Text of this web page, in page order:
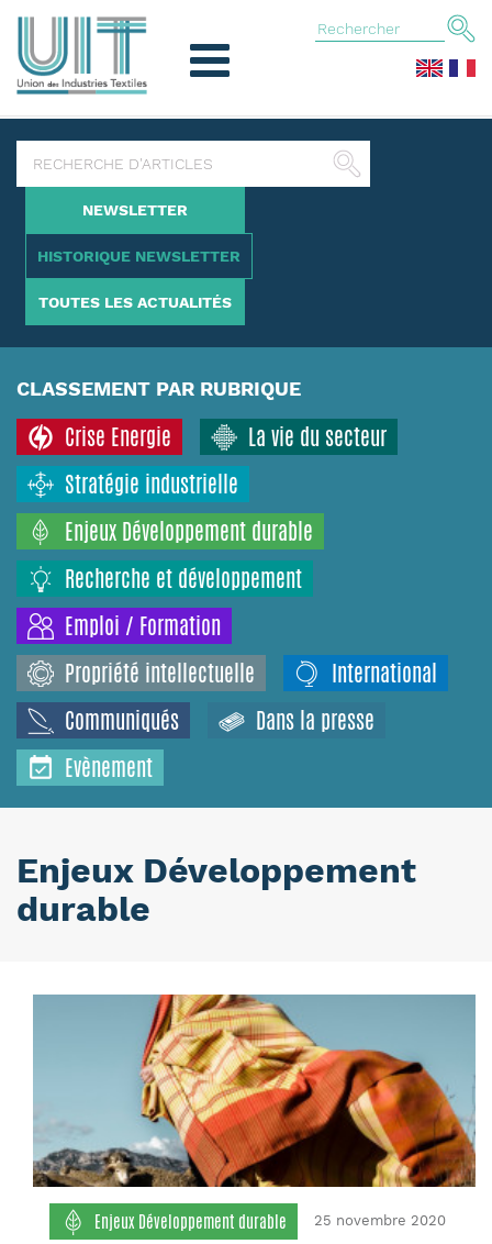
NEWSLETTER
HISTORIQUE NEWSLETTER
TOUTES LES ACTUALITÉS
CLASSEMENT PAR RUBRIQUE
Crise Energie
La vie du secteur
Stratégie industrielle
Enjeux Développement durable
Recherche et développement
Emploi / Formation
Propriété intellectuelle
International
Communiqués
Dans la presse
Evènement
Enjeux Développement
durable
Enjeux Développement durable 25 novembre 2020